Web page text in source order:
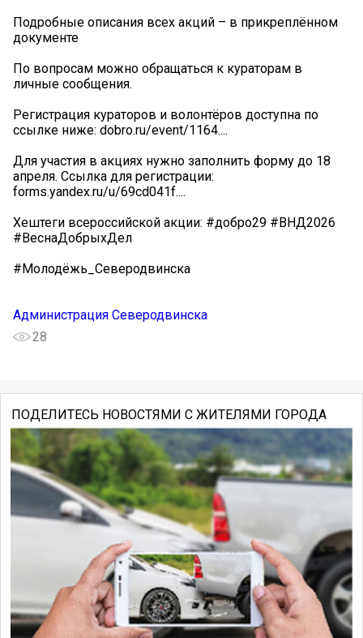
Подробные описания всех акций – в прикреплённом
документе
По вопросам можно обращаться к кураторам в
личные сообщения.
Регистрация кураторов и волонтёров доступна по
ссылке ниже: dobro.ru/event/1164....
Для участия в акциях нужно заполнить форму до 18
апреля. Ссылка для регистрации:
forms.yandex.ru/u/69cd041f....
Хештеги всероссийской акции: #добро29 #ВНД2026
#ВеснаДобрыхДел
#Молодёжь_Северодвинска
Администрация Северодвинска
28
ПОДЕЛИТЕСЬ НОВОСТЯМИ С ЖИТЕЛЯМИ ГОРОДА